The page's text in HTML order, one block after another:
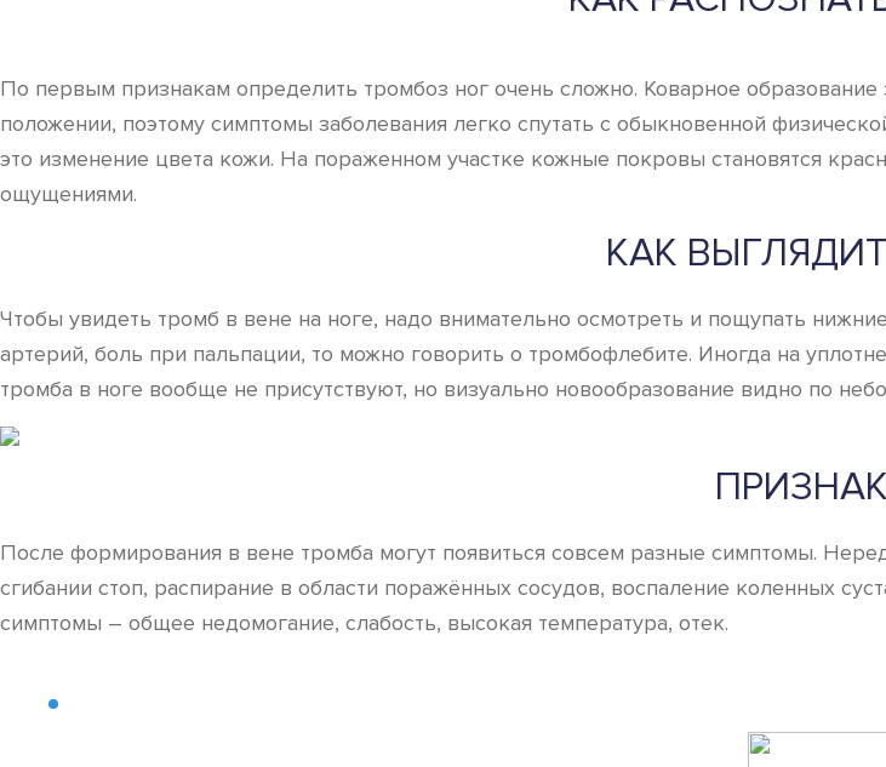
По первым признакам определить тромбоз ног очень сложно. Коварное
положении, поэтому симптомы заболевания легко спутать с обыкновенной
это изменение цвета кожи. На пораженном участке кожные покровы становятся
ощущениями.
КАК
Чтобы увидеть тромб в вене на ноге, надо внимательно осмотреть и пощупать
артерий, боль при пальпации, то можно говорить о тромбофлебите. Иногда на
тромба в ноге вообще не присутствуют, но визуально новообразование видно по
После формирования в вене тромба могут появиться совсем разные симптомы.
сгибании стоп, распирание в области поражённых сосудов, воспаление коленных
симптомы ­– общее недомогание, слабость, высокая температура, отек.